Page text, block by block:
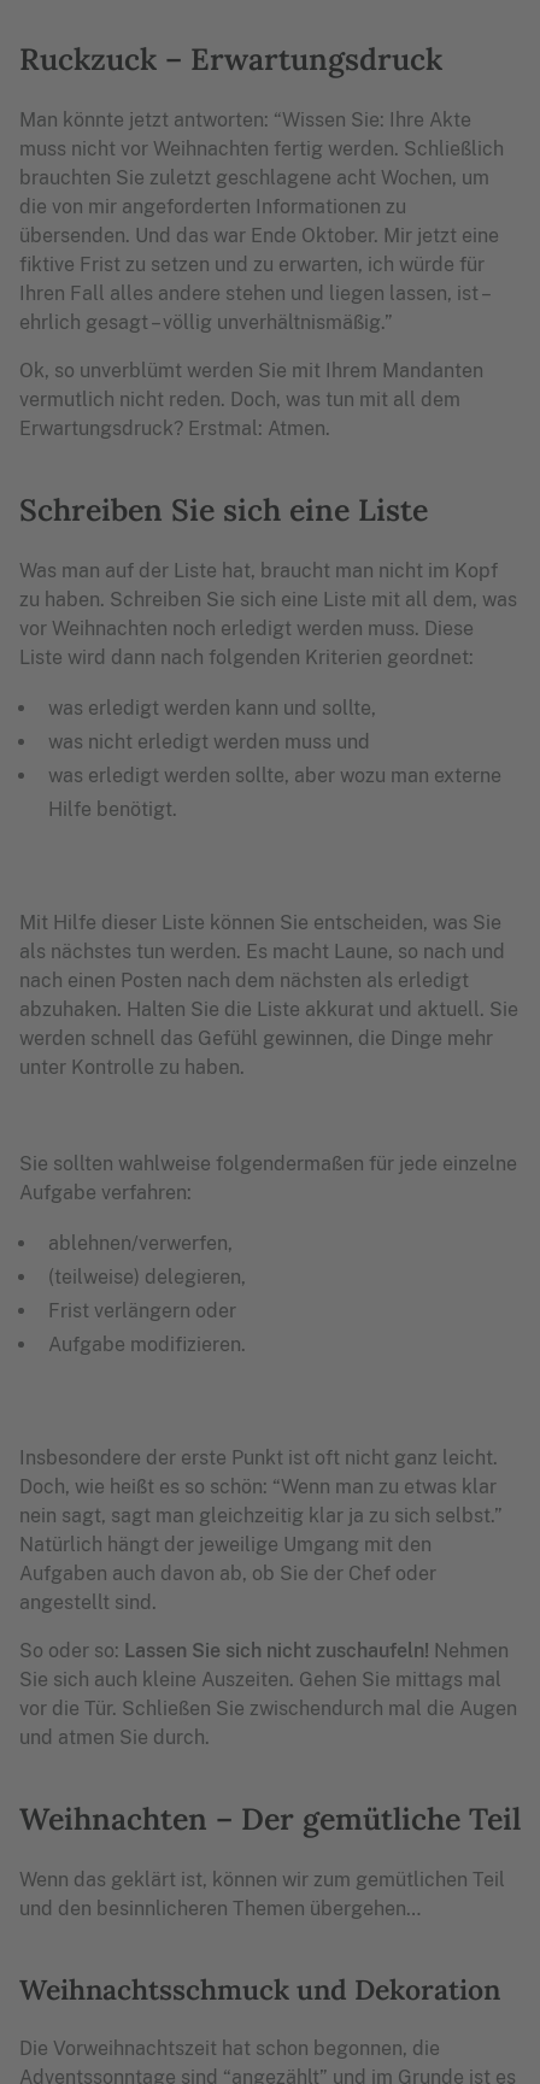
Ruckzuck – Erwartungsdruck
Man könnte jetzt antworten: “Wissen Sie: Ihre Akte
muss nicht vor Weihnachten fertig werden. Schließlich
brauchten Sie zuletzt geschlagene acht Wochen, um
die von mir angeforderten Informationen zu
übersenden. Und das war Ende Oktober. Mir jetzt eine
fiktive Frist zu setzen und zu erwarten, ich würde für
Ihren Fall alles andere stehen und liegen lassen, ist –
ehrlich gesagt – völlig unverhältnismäßig.”
Ok, so unverblümt werden Sie mit Ihrem Mandanten
vermutlich nicht reden. Doch, was tun mit all dem
Erwartungsdruck? Erstmal: Atmen.
Schreiben Sie sich eine Liste
Was man auf der Liste hat, braucht man nicht im Kopf
zu haben. Schreiben Sie sich eine Liste mit all dem, was
vor Weihnachten noch erledigt werden muss. Diese
Liste wird dann nach folgenden Kriterien geordnet:
was erledigt werden kann und sollte,
was nicht erledigt werden muss und
was erledigt werden sollte, aber wozu man externe
Hilfe benötigt.
Mit Hilfe dieser Liste können Sie entscheiden, was Sie
als nächstes tun werden. Es macht Laune, so nach und
nach einen Posten nach dem nächsten als erledigt
abzuhaken. Halten Sie die Liste akkurat und aktuell. Sie
werden schnell das Gefühl gewinnen, die Dinge mehr
unter Kontrolle zu haben.
Sie sollten wahlweise folgendermaßen für jede einzelne
Aufgabe verfahren:
ablehnen/verwerfen,
(teilweise) delegieren,
Frist verlängern oder
Aufgabe modifizieren.
Insbesondere der erste Punkt ist oft nicht ganz leicht.
Doch, wie heißt es so schön: “Wenn man zu etwas klar
nein sagt, sagt man gleichzeitig klar ja zu sich selbst.”
Natürlich hängt der jeweilige Umgang mit den
Aufgaben auch davon ab, ob Sie der Chef oder
angestellt sind.
So oder so: Lassen Sie sich nicht zuschaufeln! Nehmen
Sie sich auch kleine Auszeiten. Gehen Sie mittags mal
vor die Tür. Schließen Sie zwischendurch mal die Augen
und atmen Sie durch.
Weihnachten – Der gemütliche Teil
Wenn das geklärt ist, können wir zum gemütlichen Teil
und den besinnlicheren Themen übergehen…
Weihnachtsschmuck und Dekoration
Die Vorweihnachtszeit hat schon begonnen, die
Adventssonntage sind “angezählt” und im Grunde ist es